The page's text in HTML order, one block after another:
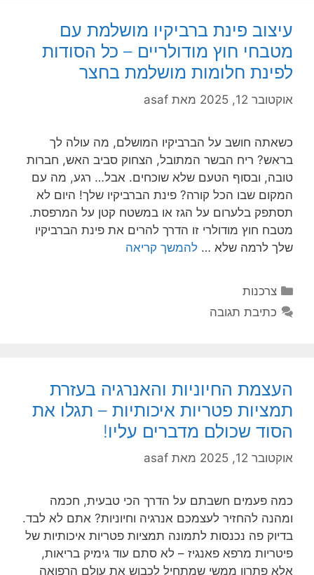
עיצוב פינת ברביקיו מושלמת עם
מטבחי חוץ מודולריים – כל הסודות
לפינת חלומות מושלמת בחצר
אוקטובר 12, 2025 מאת asaf
כשאתה חושב על הברביקיו המושלם, מה עולה לך
בראש? ריח הבשר המתובל, הצחוק סביב האש, חברות
טובה, ובסוף הטעם שלא שוכחים. אבל… רגע, מה עם
המקום שבו הכל קורה? פינת הברביקיו שלך! היום לא
תסתפק בלערום על הגז או במשטח קטן על המרפסת.
מטבח חוץ מודולרי זו הדרך להרים את פינת הברביקיו
שלך לרמה שלא … להמשך קריאה
קטגוריות
צרכנות
כתיבת תגובה
העצמת החיוניות והאנרגיה בעזרת
תמציות פטריות איכותיות – תגלו את
הסוד שכולם מדברים עליו!
אוקטובר 12, 2025 מאת asaf
כמה פעמים חשבתם על הדרך הכי טבעית, חכמה
ומהנה להחזיר לעצמכם אנרגיה וחיוניות? אתם לא לבד.
בדיוק פה נכנסות לתמונה תמציות פטריות איכותיות של
פיטריות מרפא פאנגיז – לא סתם עוד גימיק בריאות,
אלא פתרון ממשי שמתחיל לכבוש את עולם הרפואה